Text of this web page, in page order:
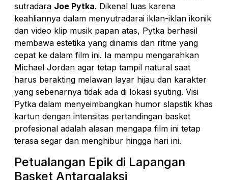
sutradara Joe Pytka. Dikenal luas karena
keahliannya dalam menyutradarai iklan-iklan ikonik
dan video klip musik papan atas, Pytka berhasil
membawa estetika yang dinamis dan ritme yang
cepat ke dalam film ini. Ia mampu mengarahkan
Michael Jordan agar tetap tampil natural saat
harus berakting melawan layar hijau dan karakter
yang sebenarnya tidak ada di lokasi syuting. Visi
Pytka dalam menyeimbangkan humor slapstik khas
kartun dengan intensitas pertandingan basket
profesional adalah alasan mengapa film ini tetap
terasa segar dan menghibur hingga hari ini.
Petualangan Epik di Lapangan
Basket Antargalaksi